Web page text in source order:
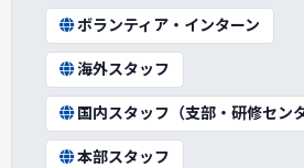
ボランティア・インターン
海外スタッフ
国内スタッフ（支部・研修センタ
本部スタッフ